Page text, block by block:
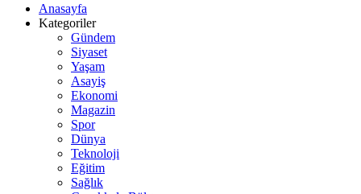
Anasayfa
Kategoriler
Gündem
Siyaset
Yaşam
Asayiş
Ekonomi
Magazin
Spor
Dünya
Teknoloji
Eğitim
Sağlık